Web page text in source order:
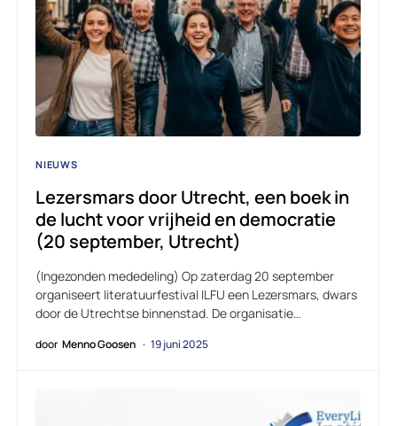
NIEUWS
Lezersmars door Utrecht, een boek in
de lucht voor vrijheid en democratie
(20 september, Utrecht)
(Ingezonden mededeling) Op zaterdag 20 september
organiseert literatuurfestival ILFU een Lezersmars, dwars
door de Utrechtse binnenstad. De organisatie…
door Menno Goosen 19 juni 2025